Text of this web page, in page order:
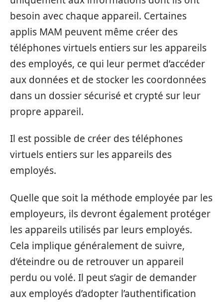
besoin avec chaque appareil. Certaines
applis MAM peuvent même créer des
téléphones virtuels entiers sur les appareils
des employés, ce qui leur permet d’accéder
aux données et de stocker les coordonnées
dans un dossier sécurisé et crypté sur leur
propre appareil.
Il est possible de créer des téléphones
virtuels entiers sur les appareils des
employés.
Quelle que soit la méthode employée par les
employeurs, ils devront également protéger
les appareils utilisés par leurs employés.
Cela implique généralement de suivre,
d’éteindre ou de retrouver un appareil
perdu ou volé. Il peut s’agir de demander
aux employés d’adopter l’authentification